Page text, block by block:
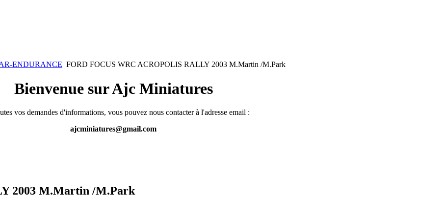
ENDURANCE FORD FOCUS WRC ACROPOLIS RALLY 2003 M.Martin /M.Park
Bienvenue sur Ajc Miniatures
vos demandes d'informations, vous pouvez nous contacter à l'adresse email :
ajcminiatures@gmail.com
2003 M.Martin /M.Park